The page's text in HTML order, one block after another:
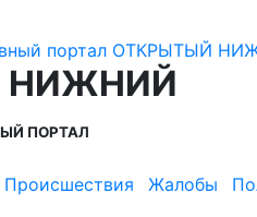
НИЖНИЙ
ПОРТАЛ
Происшествия Жалобы